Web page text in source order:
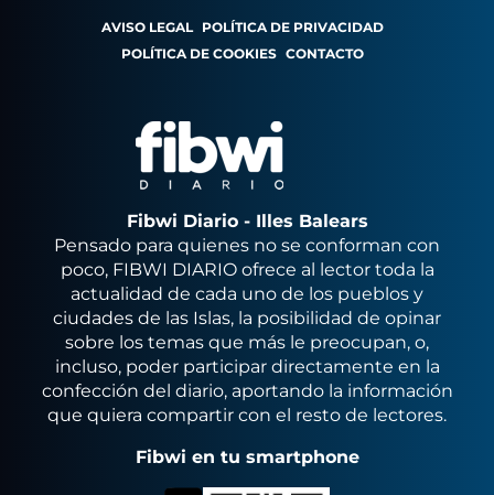
AVISO LEGAL POLÍTICA DE PRIVACIDAD
POLÍTICA DE COOKIES CONTACTO
Fibwi Diario - Illes Balears
Pensado para quienes no se conforman con
poco, FIBWI DIARIO ofrece al lector toda la
actualidad de cada uno de los pueblos y
ciudades de las Islas, la posibilidad de opinar
sobre los temas que más le preocupan, o,
incluso, poder participar directamente en la
confección del diario, aportando la información
que quiera compartir con el resto de lectores.
Fibwi en tu smartphone